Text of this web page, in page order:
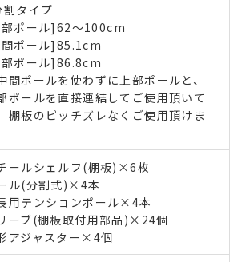
割タイプ
ポール]62〜100cm
ポール]85.1cm
ポール]86.8cm
間ポールを使わずに上部ポールと、
ポールを直接連結してご使用頂いて
棚板のピッチズレなくご使用頂けま
ールシェルフ(棚板)×6枚
ル(分割式)×4本
用テンションポール×4本
ーブ(棚板取付用部品)×24個
アジャスター×4個